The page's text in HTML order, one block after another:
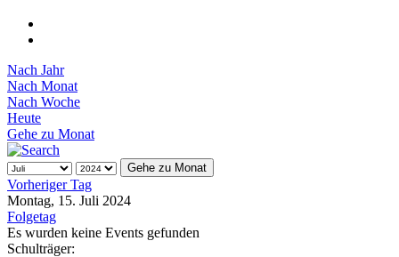
Nach Jahr
Nach Monat
Nach Woche
Heute
Gehe zu Monat
Gehe zu Monat
Vorheriger Tag
Montag, 15. Juli 2024
Folgetag
Es wurden keine Events gefunden
Schulträger: